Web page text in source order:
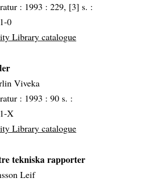
: 1993 : 229, [3] s. :
0
Library catalogue
Viveka
: 1993 : 90 s. :
X
Library catalogue
tekniska rapporter
Leif